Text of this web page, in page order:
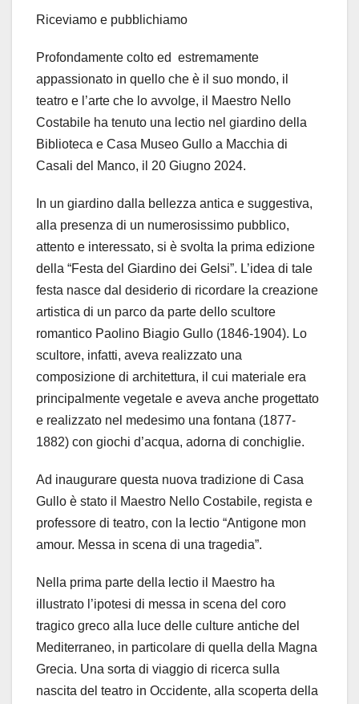
Riceviamo e pubblichiamo
Profondamente colto ed estremamente
appassionato in quello che è il suo mondo, il
teatro e l’arte che lo avvolge, il Maestro Nello
Costabile ha tenuto una lectio nel giardino della
Biblioteca e Casa Museo Gullo a Macchia di
Casali del Manco, il 20 Giugno 2024.
In un giardino dalla bellezza antica e suggestiva,
alla presenza di un numerosissimo pubblico,
attento e interessato, si è svolta la prima edizione
della “Festa del Giardino dei Gelsi”. L’idea di tale
festa nasce dal desiderio di ricordare la creazione
artistica di un parco da parte dello scultore
romantico Paolino Biagio Gullo (1846-1904). Lo
scultore, infatti, aveva realizzato una
composizione di architettura, il cui materiale era
principalmente vegetale e aveva anche progettato
e realizzato nel medesimo una fontana (1877-
1882) con giochi d’acqua, adorna di conchiglie.
Ad inaugurare questa nuova tradizione di Casa
Gullo è stato il Maestro Nello Costabile, regista e
professore di teatro, con la lectio “Antigone mon
amour. Messa in scena di una tragedia”.
Nella prima parte della lectio il Maestro ha
illustrato l’ipotesi di messa in scena del coro
tragico greco alla luce delle culture antiche del
Mediterraneo, in particolare di quella della Magna
Grecia. Una sorta di viaggio di ricerca sulla
nascita del teatro in Occidente, alla scoperta della